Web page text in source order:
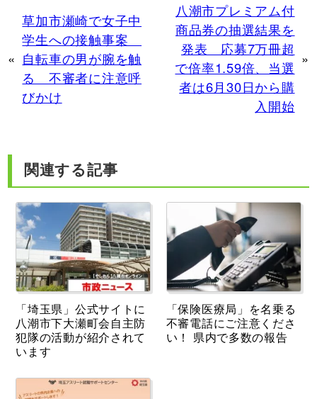
«
草加市瀬崎で女子中
学生への接触事案
自転車の男が腕を触
る 不審者に注意呼
びかけ
八潮市プレミアム付
商品券の抽選結果を
発表 応募7万冊超
で倍率1.59倍、当選
者は6月30日から購
入開始
»
関連する記事
「埼玉県」公式サイトに
八潮市下大瀬町会自主防
犯隊の活動が紹介されて
います
「保険医療局」を名乗る
不審電話にご注意くださ
い！ 県内で多数の報告